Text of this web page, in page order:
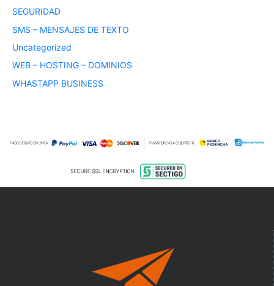
SEGURIDAD
SMS – MENSAJES DE TEXTO
Uncategorized
WEB – HOSTING – DOMINIOS
WHASTAPP BUSINESS